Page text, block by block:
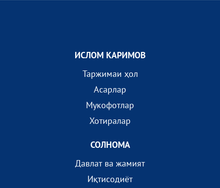
ИСЛОМ КАРИМОВ
Таржимаи ҳол
Асарлар
Мукофотлар
Хотиралар
СОЛНОМА
Давлат ва жамият
Иқтисодиёт